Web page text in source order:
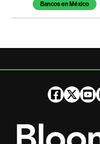
Bancos en México